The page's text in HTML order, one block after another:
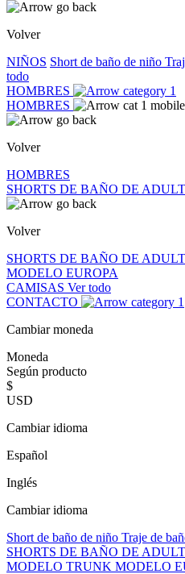
Volver
NIÑOS Short de baño de niño
todo
HOMBRES
HOMBRES
Volver
HOMBRES
SHORTS DE BAÑO DE
Volver
SHORTS DE BAÑO DE
MODELO EUROPA
CAMISAS Ver todo
CONTACTO
Cambiar moneda
Moneda
Según producto
$
USD
Cambiar idioma
Español
Inglés
Cambiar idioma
Short de baño de niño Traje de
SHORTS DE BAÑO DE
MODELO TRUNK MODELO